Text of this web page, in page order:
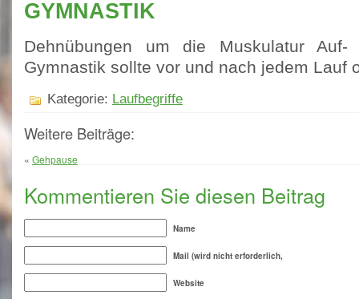
GYMNASTIK
Dehnübungen um die Muskulatur Auf-
Gymnastik sollte vor und nach jedem Lauf
Kategorie: Laufbegriffe
Weitere Beiträge:
« Gehpause
Kommentieren Sie diesen Beitrag
Name
Mail (wird nicht erforderlich,
Website